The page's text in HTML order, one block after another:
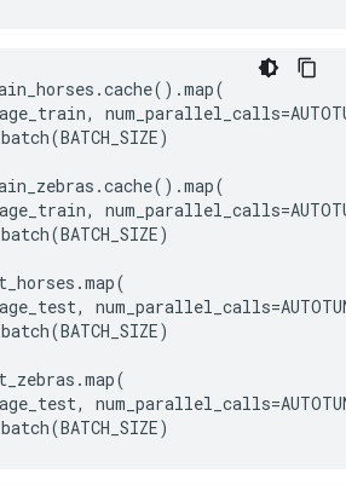
.cache().map(
, num_parallel_calls=
batch(BATCH_SIZE)
.cache().map(
, num_parallel_calls=
batch(BATCH_SIZE)
.map(
, num_parallel_calls=
batch(BATCH_SIZE)
.map(
, num_parallel_calls=
batch(BATCH_SIZE)